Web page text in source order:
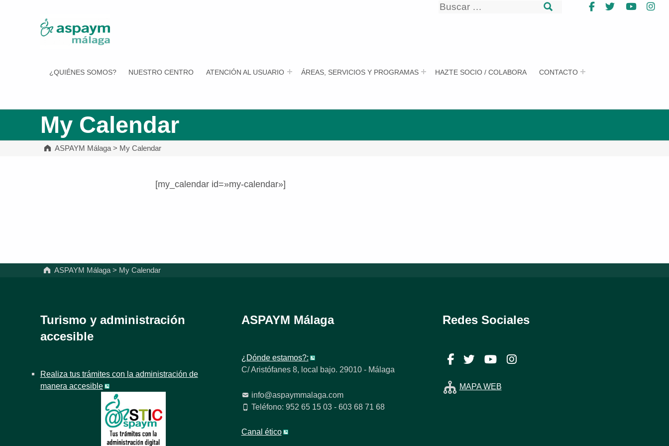
¿QUIÉNES SOMOS? NUESTRO CENTRO ATENCIÓN AL USUARIO ÁREAS, SERVICIOS Y PROGRAMAS HAZTE SOCIO / COLABORA CONTACTO
Buscar
Facebook
Twitter
My Calendar
ASPAYM Málaga > My Calendar
[my_calendar id=»my-calendar»]
Volver a la navegación principal
ASPAYM Málaga> My Calendar
Turismo y administración
accesible
Realiza tus trámites con la administración de
manera accesible
ASPAYM Málaga
¿Dónde estamos?:
C/ Aristófanes 8, local bajo. 29010 - Málaga
info@aspaymmalaga.com
Teléfono: 952 65 15 03 - 603 68 71 68
Canal ético
Redes Sociales
Facebook
TwitterYouTube
Instagram
MAPA WEB